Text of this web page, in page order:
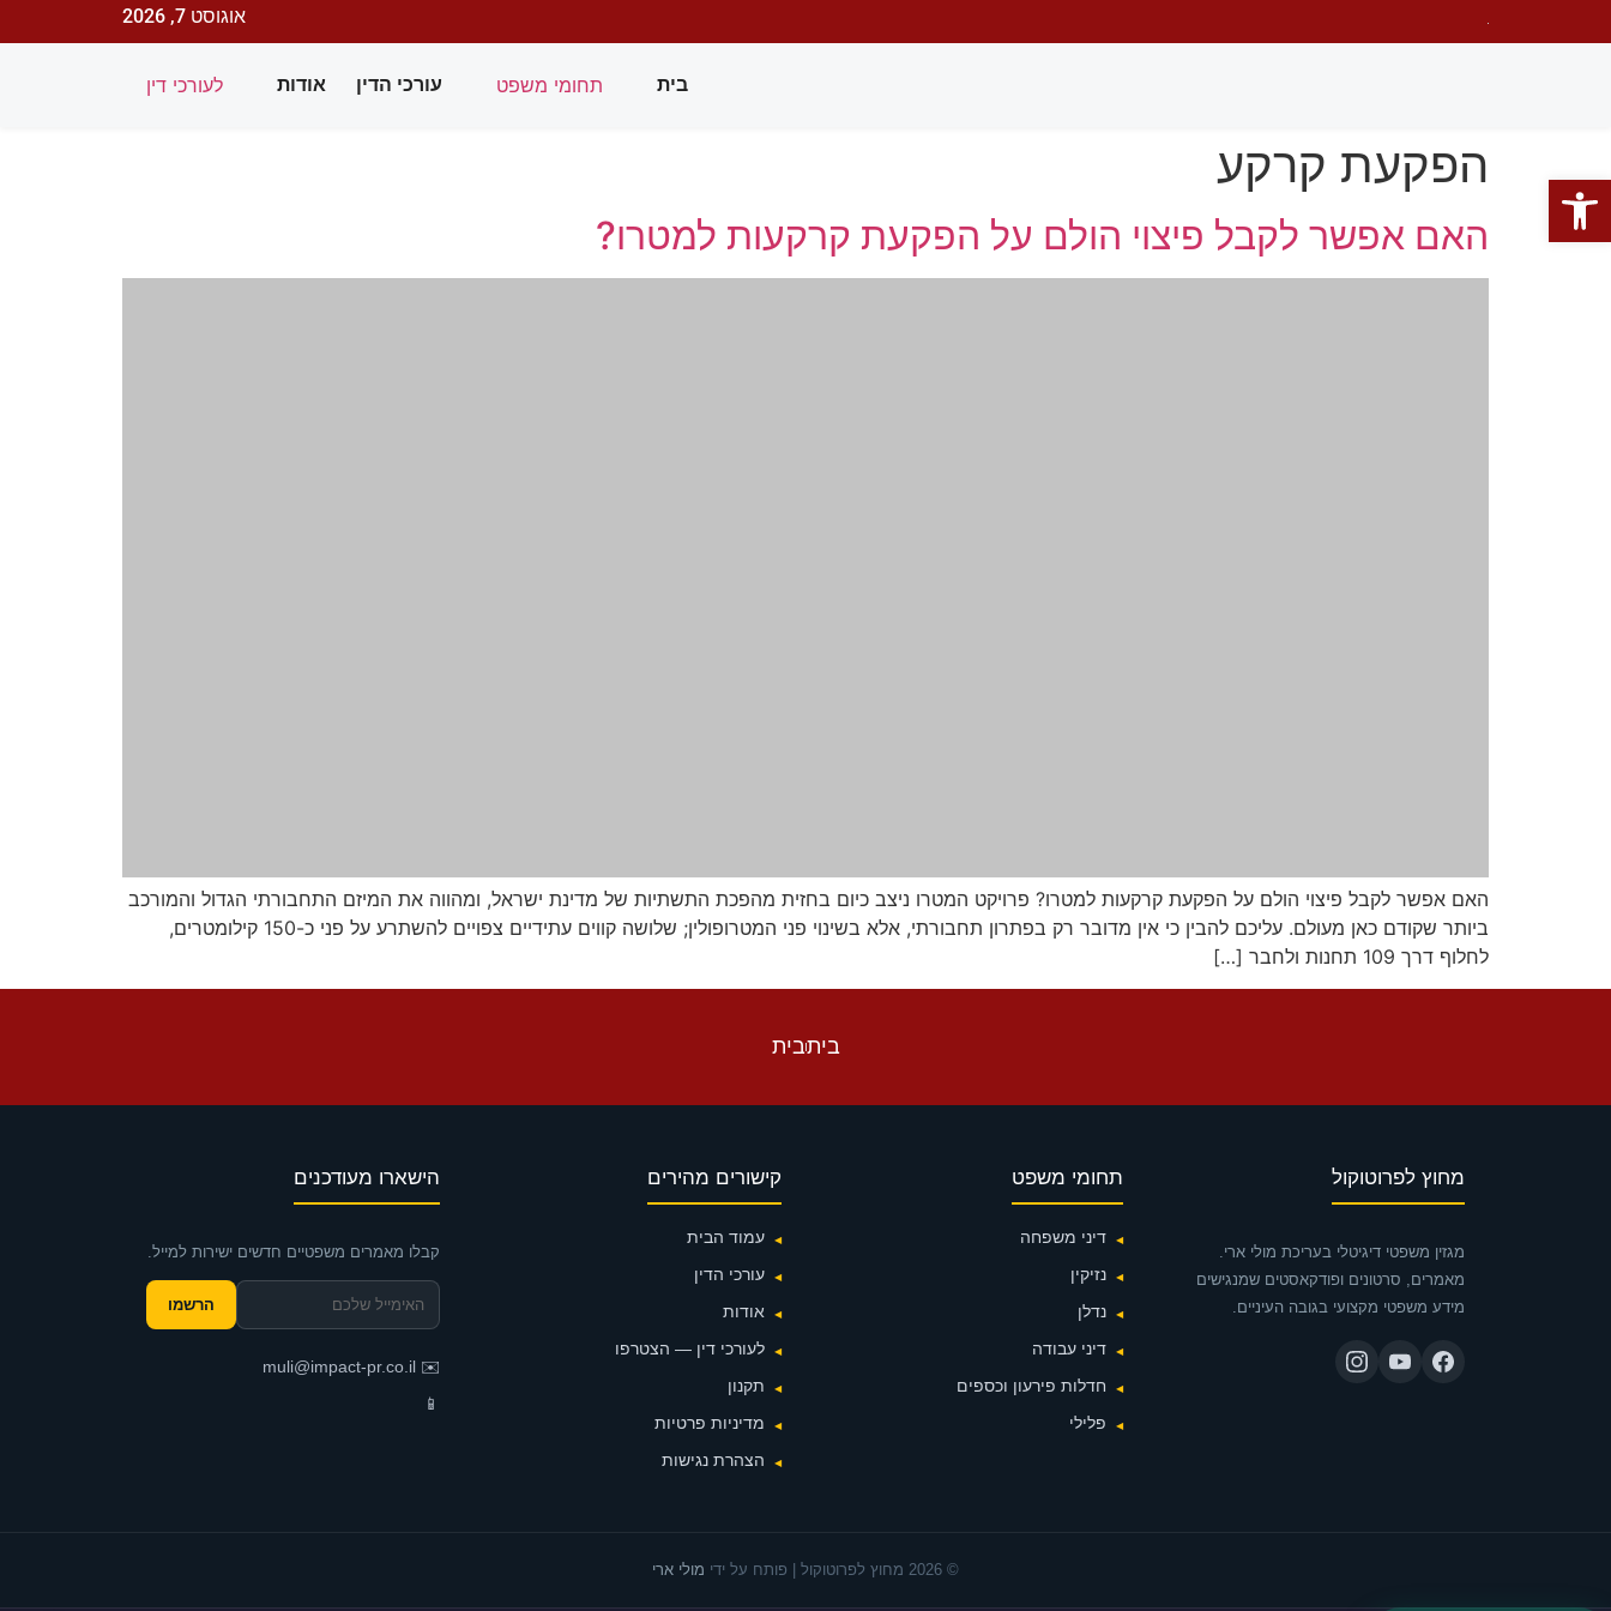
אוגוסט 7, 2026
בית תחומי משפט עורכי הדין אודות לעורכי דין
הפקעת קרקע
האם אפשר לקבל פיצוי הולם על הפקעת קרקעות למטרו?
האם אפשר לקבל פיצוי הולם על הפקעת קרקעות למטרו? פרויקט המטרו ניצב כיום בחזית מהפכת התשתיות של מדינת ישראל, ומהווה את המיזם התחבורתי הגדול והמורכב
ביותר שקודם כאן מעולם. עליכם להבין כי אין מדובר רק בפתרון תחבורתי, אלא בשינוי פני המטרופולין; שלושה קווים עתידיים צפויים להשתרע על פני כ-150 קילומטרים,
לחלוף דרך 109 תחנות ולחבר […]
ביתבית
מחוץ לפרוטוקול
מגזין משפטי דיגיטלי בעריכת מולי ארי.
מאמרים, סרטונים ופודקאסטים שמנגישים
מידע משפטי מקצועי בגובה העיניים.
תחומי משפט
דיני משפחה
נזיקין
נדלן
דיני עבודה
חדלות פירעון וכספים
פלילי
קישורים מהירים
עמוד הבית
עורכי הדין
אודות
לעורכי דין — הצטרפו
תקנון
מדיניות פרטיות
הצהרת נגישות
הישארו מעודכנים
קבלו מאמרים משפטיים חדשים ישירות למייל.
הרשמו
✉️
muli@impact-pr.co.il
📱
© 2026 מחוץ לפרוטוקול | פותח על ידי מולי ארי
פתח סרגל נגישות